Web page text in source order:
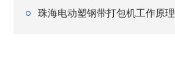
珠海电动塑钢带打包机工作原理